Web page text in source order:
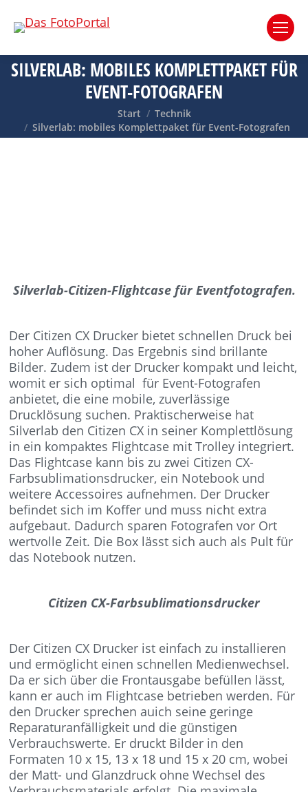
SILVERLAB: MOBILES KOMPLETTPAKET FÜR
EVENT-FOTOGRAFEN
Sie befinden sich hier:
Start
Technik
Silverlab: mobiles Komplettpaket für Event-Fotografen
Silverlab-Citizen-Flightcase für Eventfotografen.
Der Citizen CX Drucker bietet schnellen Druck bei
hoher Auflösung. Das Ergebnis sind brillante
Bilder. Zudem ist der Drucker kompakt und leicht,
womit er sich optimal für Event-Fotografen
anbietet, die eine mobile, zuverlässige
Drucklösung suchen. Praktischerweise hat
Silverlab den Citizen CX in seiner Komplettlösung
in ein kompaktes Flightcase mit Trolley integriert.
Das Flightcase kann bis zu zwei Citizen CX-
Farbsublimationsdrucker, ein Notebook und
weitere Accessoires aufnehmen. Der Drucker
befindet sich im Koffer und muss nicht extra
aufgebaut. Dadurch sparen Fotografen vor Ort
wertvolle Zeit. Die Box lässt sich auch als Pult für
das Notebook nutzen.
Citizen CX-Farbsublimationsdrucker
Der Citizen CX Drucker ist einfach zu installieren
und ermöglicht einen schnellen Medienwechsel.
Da er sich über die Frontausgabe befüllen lässt,
kann er auch im Flightcase betrieben werden. Für
den Drucker sprechen auich seine geringe
Reparaturanfälligkeit und die günstigen
Verbrauchswerte. Er druckt Bilder in den
Formaten 10 x 15, 13 x 18 und 15 x 20 cm, wobei
der Matt- und Glanzdruck ohne Wechsel des